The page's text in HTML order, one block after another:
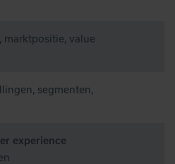
marktpositie, value
segmenten,
experience